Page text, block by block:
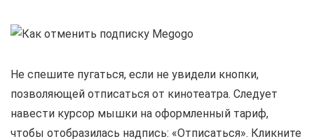
Не спешите пугаться, если не увидели кнопки,
позволяющей отписаться от кинотеатра. Следует
навести курсор мышки на оформленный тариф,
чтобы отобразилась надпись: «Отписаться». Кликните